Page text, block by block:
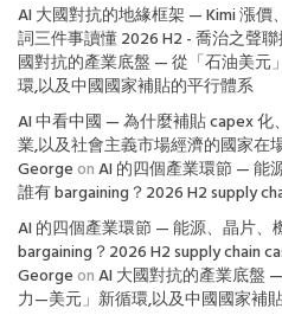
AI 大國對抗的地緣框架 — Kimi 漲價
詞三件事讀懂 2026 H2 - 喬治之聲
國對抗的產業底盤 — 從「石油美
環,以及中國國家補貼的平行體系
AI 中看中國 — 為什麼補貼 capex
業,以及社會主義市場經濟的國家在
GeorgeonAI 的四個產業環節 — 能
誰有 bargaining？2026 H2 supply
AI 的四個產業環節 — 能源、晶片
bargaining？2026 H2 supply chain
GeorgeonAI 大國對抗的產業底盤
力—美元」新循環,以及中國國家補